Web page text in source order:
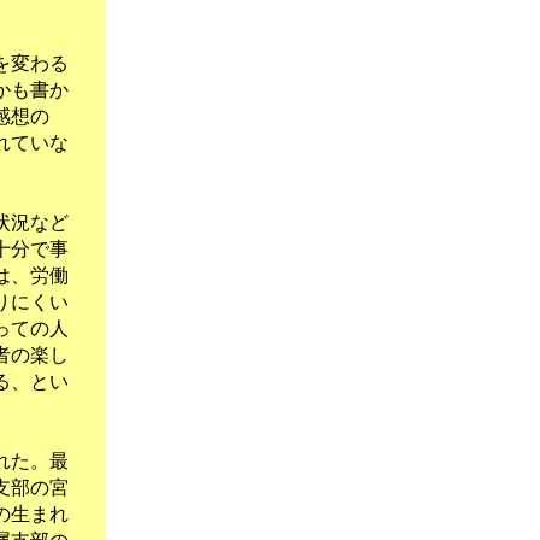
変わる
も書か
想の
ていな
況など
分で事
、労働
にくい
ての人
の楽し
、とい
た。最
部の宮
生まれ